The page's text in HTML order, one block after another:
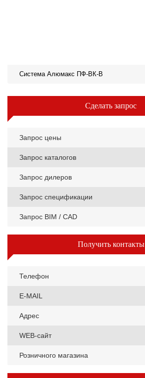
Система Алюмакс ПФ-ВК-В
Сделать запрос
Запрос цены
Запрос каталогов
Запрос дилеров
Запрос спецификации
Запрос BIM / CAD
Получить контакты
Телефон
E-MAIL
Адрес
WEB-сайт
Розничного магазина